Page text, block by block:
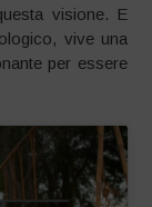
visione. E
vive una
per essere